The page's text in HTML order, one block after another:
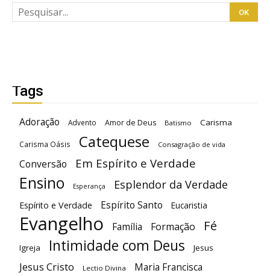
Tags
Adoração Advento Amor de Deus Batismo Carisma
Carisma Oásis Catequese Consagração de vida
Conversão Em Espírito e Verdade
Ensino Esperança Esplendor da Verdade
Espírito e Verdade Espírito Santo Eucaristia
Evangelho Família Formação Fé
Igreja Intimidade com Deus Jesus
Jesus Cristo Lectio Divina Maria Francisca